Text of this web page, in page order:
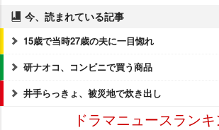
今、読まれている記事
15歳で当時27歳の夫に一目惚れ
研ナオコ、コンビニで買う商品
井手らっきょ、被災地で炊き出し
ドラマニュースラン